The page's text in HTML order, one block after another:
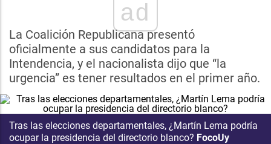
ad
La Coalición Republicana presentó
oficialmente a sus candidatos para la
Intendencia, y el nacionalista dijo que “la
urgencia” es tener resultados en el primer año.
Tras las elecciones departamentales, ¿Martín Lema podría
ocupar la presidencia del directorio blanco? FocoUy